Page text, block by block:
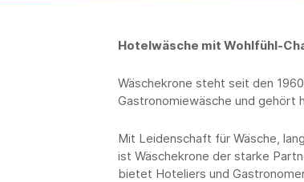
Hotelwäsche mit Wohlfühl-
Wäschekrone steht seit den
Gastronomiewäsche und gehört
Mit Leidenschaft für Wäsche,
ist Wäschekrone der starke
bietet Hoteliers und